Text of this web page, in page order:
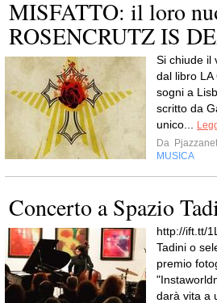
MISFATTO: il loro
ROSENCRUTZ IS
Si chiude il
dal libro LA
sogni a
scritto da
unico...
Da
MUSICA
Concerto a Spazio
http://ift.tt/
Tadini o
premio
darà vita a